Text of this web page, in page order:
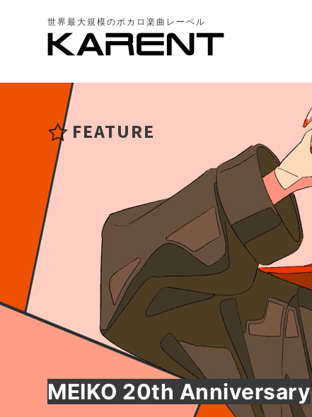
世界最大規模のボカロ楽曲レーベル
FEATURE
MEIKO 20th Anniversary